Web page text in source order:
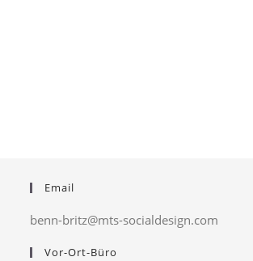
Email
benn-britz@mts-socialdesign.com
Vor-Ort-Büro